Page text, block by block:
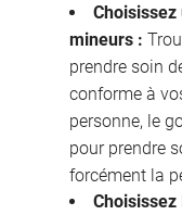
mineurs :
prendre soin
conforme à
personne, le
pour prendre
forcément la
Choisissez